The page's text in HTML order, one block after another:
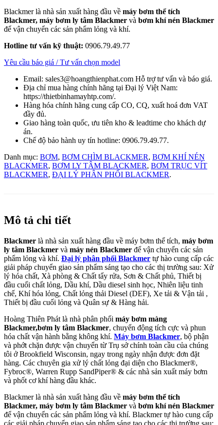
Blackmer là nhà sản xuất hàng đầu về máy bơm thể tích
Blackmer, máy bơm ly tâm Blackmer và bơm khí nén Blackmer
để vận chuyển các sản phẩm lỏng và khí.
Hotline tư vấn kỹ thuật: 0906.79.49.77
Yêu cầu báo giá / Tư vấn chọn model
Email: sales3@hoangthienphat.com Hỗ trợ tư vấn và báo giá.
Địa chỉ mua hàng chính hãng tại Đại lý Việt Nam:
https://thietbinhamayhtp.com/.
Hàng hóa chính hãng cung cấp CO, CQ, xuất hoá đơn VAT
đầy đủ.
Giao hàng toàn quốc, ưu tiên kho & leadtime cho khách dự
án.
Chế độ bảo hành uy tín hotline: 0906.79.49.77.
Danh mục: BƠM, BƠM CHÌM BLACKMER, BƠM KHÍ NÉN
BLACKMER, BƠM LY TÂM BLACKMER, BƠM TRỤC VÍT
BLACKMER, ĐẠI LÝ PHÂN PHỐI BLACKMER.
Mô tả chi tiết
Blackmer là nhà sản xuất hàng đầu về máy bơm thể tích, máy bơm
ly tâm Blackmer và máy nén Blackmer để vận chuyển các sản
phẩm lỏng và khí. Đại lý phân phối Blackmer tự hào cung cấp các
giải pháp chuyển giao sản phẩm sáng tạo cho các thị trường sau: Xử
lý hóa chất, Xà phòng & Chất tẩy rửa, Sơn & Chất phủ, Thiết bị
đầu cuối chất lỏng, Dầu khí, Dầu diesel sinh học, Nhiên liệu tinh
chế, Khí hóa lỏng, Chất lỏng thải Diesel (DEF), Xe tải & Vận tải ,
Thiết bị đầu cuối lỏng và Quân sự & Hàng hải.
Hoàng Thiên Phát là nhà phân phối máy bơm màng
Blackmer,bơm ly tâm Blackmer, chuyển động tích cực và phun
hóa chất vận hành bằng không khí. Máy bơm Blackmer, bộ phận
và phớt chặn được vận chuyển từ Trụ sở chính toàn cầu của chúng
tôi ở Brookfield Wisconsin, ngay trong ngày nhận được đơn đặt
hàng. Các chuyên gia xử lý chất lỏng đại diện cho Blackmer®,
Fybroc®, Warren Rupp SandPiper® & các nhà sản xuất máy bơm
và phốt cơ khí hàng đầu khác.
Blackmer là nhà sản xuất hàng đầu về máy bơm thể tích
Blackmer, máy bơm ly tâm Blackmer và bơm khí nén Blackmer
để vận chuyển các sản phẩm lỏng và khí. Blackmer tự hào cung cấp